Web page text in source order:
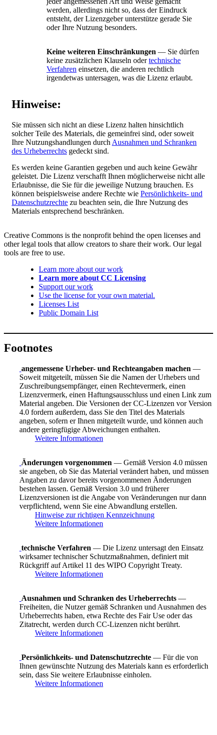
werden, allerdings nicht so, dass der Eindruck
entsteht, der Lizenzgeber unterstütze gerade Sie
oder Ihre Nutzung besonders.
Keine weiteren Einschränkungen — Sie dürfen
keine zusätzlichen Klauseln odertechnische
Verfahren einsetzen, die anderen rechtlich
irgendetwas untersagen, was die Lizenz erlaubt.
Hinweise:
Sie müssen sich nicht an diese Lizenz halten hinsichtlich
solcher Teile des Materials, die gemeinfrei sind, oder soweit
Ihre Nutzungshandlungen durch Ausnahmen und Schranken
des Urheberrechts gedeckt sind.
Es werden keine Garantien gegeben und auch keine Gewähr
geleistet. Die Lizenz verschafft Ihnen möglicherweise nicht alle
Erlaubnisse, die Sie für die jeweilige Nutzung brauchen. Es
können beispielsweise andere Rechte wie Persönlichkeits- und
Datenschutzrechte zu beachten sein, die Ihre Nutzung des
Materials entsprechend beschränken.
Creative Commons is the nonprofit behind the open licenses and
other legal tools that allow creators to share their work. Our legal
tools are free to use.
Learn more about our work
Learn more about CC Licensing
Support our work
Use the license for your own material.
Licenses List
Public Domain List
Footnotes
angemessene Urheber- und Rechteangaben machen —
Soweit mitgeteilt, müssen Sie die Namen der Urhebers und
Zuschreibungsempfänger, einen Rechtevermerk, einen
Lizenzvermerk, einen Haftungsausschluss und einen Link zum
Material angeben. Die Versionen der CC-Lizenzen vor Version
4.0 fordern außerdem, dass Sie den Titel des Materials
angeben, sofern er Ihnen mitgeteilt wurde, und können auch
andere geringfügige Abweichungen enthalten.
Weitere Informationen
Änderungen vorgenommen — Gemäß Version 4.0 müssen
sie angeben, ob Sie das Material verändert haben, und müssen
Angaben zu davor bereits vorgenommenen Änderungen
bestehen lassen. Gemäß Version 3.0 und früherer
Lizenzversionen ist die Angabe von Veränderungen nur dann
verpflichtend, wenn Sie eine Abwandlung erstellen.
Hinweise zur richtigen Kennzeichnung
Weitere Informationen
technische Verfahren — Die Lizenz untersagt den Einsatz
wirksamer technischer Schutzmaßnahmen, definiert mit
Rückgriff auf Artikel 11 des WIPO Copyright Treaty.
Weitere Informationen
Ausnahmen und Schranken des Urheberrechts —
Freiheiten, die Nutzer gemäß Schranken und Ausnahmen des
Urheberrechts haben, etwa Rechte des Fair Use oder das
Zitatrecht, werden durch CC-Lizenzen nicht berührt.
Weitere Informationen
Persönlichkeits- und Datenschutzrechte — Für die von
Ihnen gewünschte Nutzung des Materials kann es erforderlich
sein, dass Sie weitere Erlaubnisse einholen.
Weitere Informationen